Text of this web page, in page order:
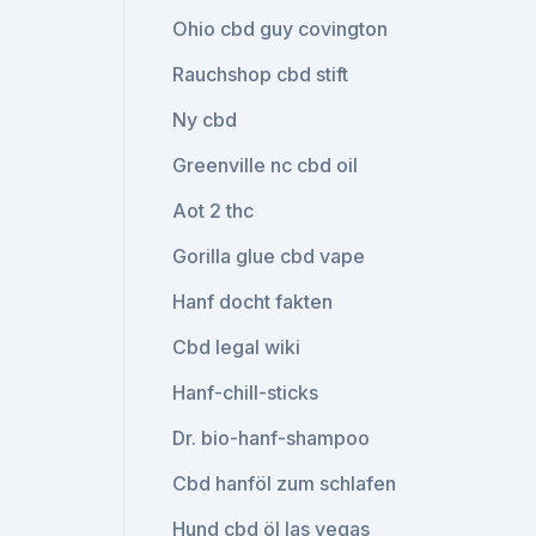
Ohio cbd guy covington
Rauchshop cbd stift
Ny cbd
Greenville nc cbd oil
Aot 2 thc
Gorilla glue cbd vape
Hanf docht fakten
Cbd legal wiki
Hanf-chill-sticks
Dr. bio-hanf-shampoo
Cbd hanföl zum schlafen
Hund cbd öl las vegas